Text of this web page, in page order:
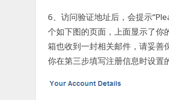
6、访问验证地址后，会提示
个如下图的页面，上面显示了你
箱也收到一封相关邮件，请妥善
你在第三步填写注册信息时设置